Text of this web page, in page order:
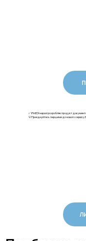
✅ iFinEDI наразі розробляє продукт
💡Приєднуйтесь першими до нового сервісу